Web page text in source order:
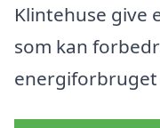
Klintehuse give
som kan
energiforbruget